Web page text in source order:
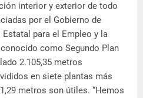
interior y exterior de todo
por el Gobierno de
para el Empleo y la
como Segundo Plan
2.105,35 metros
en siete plantas más
metros son útiles. “Hemos